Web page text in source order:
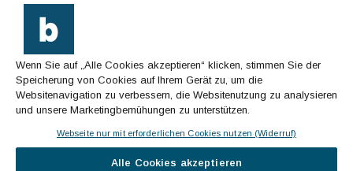
© Cachalot Media House GmbH - Alle Rechte
Kontakt
Impressum
Datenschutz
Wenn Sie auf „Alle Cookies akzeptieren“ klicken, stimmen Sie der
Speicherung von Cookies auf Ihrem Gerät zu, um die
Websitenavigation zu verbessern, die Websitenutzung zu analysieren
und unsere Marketingbemühungen zu unterstützen.
Webseite nur mit erforderlichen Cookies nutzen (Widerruf)
Alle Cookies akzeptieren